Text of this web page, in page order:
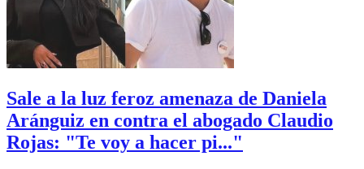
Sale a la luz feroz amenaza de Daniela
Aránguiz en contra el abogado Claudio
Rojas: "Te voy a hacer pi..."